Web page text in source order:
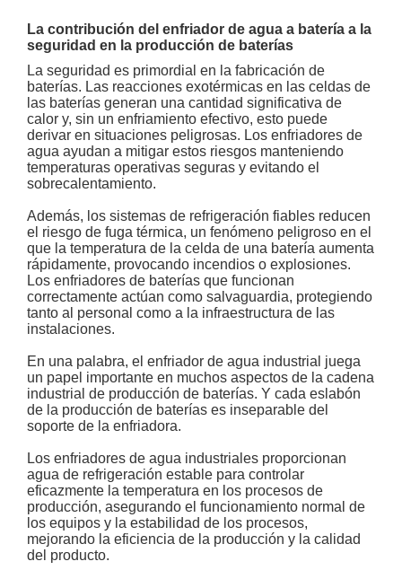
La contribución del enfriador de agua a batería a la
seguridad en la producción de baterías
La seguridad es primordial en la fabricación de
baterías. Las reacciones exotérmicas en las celdas de
las baterías generan una cantidad significativa de
calor y, sin un enfriamiento efectivo, esto puede
derivar en situaciones peligrosas. Los enfriadores de
agua ayudan a mitigar estos riesgos manteniendo
temperaturas operativas seguras y evitando el
sobrecalentamiento.
Además, los sistemas de refrigeración fiables reducen
el riesgo de fuga térmica, un fenómeno peligroso en el
que la temperatura de la celda de una batería aumenta
rápidamente, provocando incendios o explosiones.
Los enfriadores de baterías que funcionan
correctamente actúan como salvaguardia, protegiendo
tanto al personal como a la infraestructura de las
instalaciones.
En una palabra, el enfriador de agua industrial juega
un papel importante en muchos aspectos de la cadena
industrial de producción de baterías. Y cada eslabón
de la producción de baterías es inseparable del
soporte de la enfriadora.
Los enfriadores de agua industriales proporcionan
agua de refrigeración estable para controlar
eficazmente la temperatura en los procesos de
producción, asegurando el funcionamiento normal de
los equipos y la estabilidad de los procesos,
mejorando la eficiencia de la producción y la calidad
del producto.